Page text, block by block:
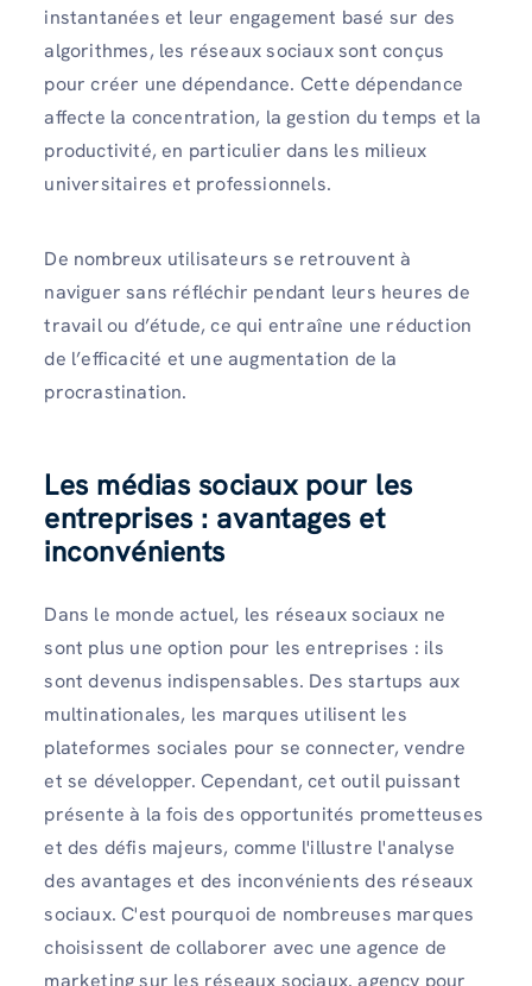
instantanées et leur engagement basé sur des
algorithmes, les réseaux sociaux sont conçus
pour créer une dépendance. Cette dépendance
affecte la concentration, la gestion du temps et la
productivité, en particulier dans les milieux
universitaires et professionnels.
De nombreux utilisateurs se retrouvent à
naviguer sans réfléchir pendant leurs heures de
travail ou d’étude, ce qui entraîne une réduction
de l’efficacité et une augmentation de la
procrastination.
Les médias sociaux pour les
entreprises : avantages et
inconvénients
Dans le monde actuel, les réseaux sociaux ne
sont plus une option pour les entreprises : ils
sont devenus indispensables. Des startups aux
multinationales, les marques utilisent les
plateformes sociales pour se connecter, vendre
et se développer. Cependant, cet outil puissant
présente à la fois des opportunités prometteuses
et des défis majeurs, comme l'illustre l'analyse
des avantages et des inconvénients des réseaux
sociaux. C'est pourquoi de nombreuses marques
choisissent de collaborer avec une agence de
marketing sur les réseaux sociaux. agency pour